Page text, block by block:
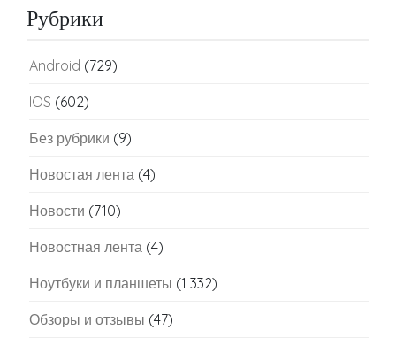
Рубрики
Android (729)
IOS (602)
Без рубрики (9)
Новостая лента (4)
Новости (710)
Новостная лента (4)
Ноутбуки и планшеты (1 332)
Обзоры и отзывы (47)